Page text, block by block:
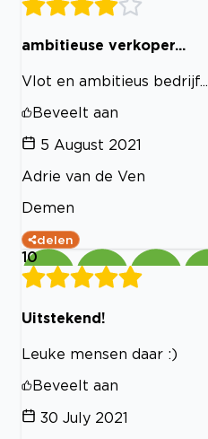
ambitieuse verkoper...
Vlot en ambitieus bedrijf...
Beveelt aan
5 August 2021
Adrie van de Ven
Demen
delen
10
Uitstekend!
Leuke mensen daar :)
Beveelt aan
30 July 2021